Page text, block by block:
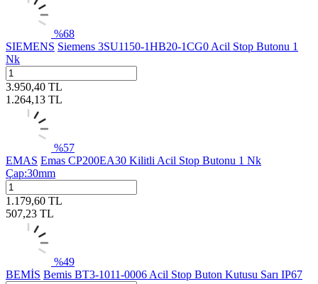
%68
SIEMENS Siemens 3SU1150-1HB20-1CG0 Acil Stop Butonu 1
Nk
3.950,40 TL
1.264,13 TL
%57
EMAS Emas CP200EA30 Kilitli Acil Stop Butonu 1 Nk
Çap:30mm
1.179,60 TL
507,23 TL
%49
BEMİS Bemis BT3-1011-0006 Acil Stop Buton Kutusu Sarı IP67